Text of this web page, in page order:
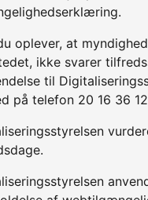
oplever, at
ikke svarer
til
på telefon 20 16 36